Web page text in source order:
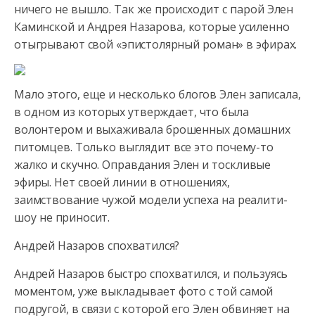
ничего не вышло. Так же происходит с парой Элен
Каминской и Андрея Назарова, которые усиленно
отыгрывают свой «эпистолярный роман» в эфирах.
Мало этого, еще и несколько блогов Элен записала,
в одном из которых утверждает, что была
волонтером и выхаживала брошенных домашних
питомцев. Только выглядит все это почему-то
жалко и скучно. Оправдания Элен и тоскливые
эфиры. Нет своей линии в отношениях,
заимствование чужой модели успеха на реалити-
шоу не приносит.
Андрей Назаров спохватился?
Андрей Назаров быстро спохватился, и пользуясь
моментом, уже выкладывает фото с той самой
подругой, в связи с которой его Элен обвиняет на